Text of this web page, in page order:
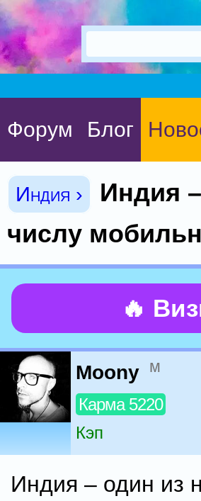
Форум Блог
Индия ›
Индия
числу
🔥
Moony м
Карма 5220
Кэп
Индия – один из